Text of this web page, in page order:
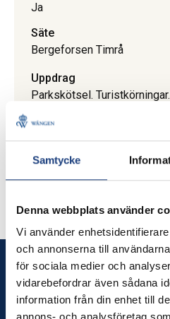
Samtycke
Denna webbplats använder
Vi använder
och annonserna till
för sociala medier och
vidarebefordrar även sådana
information från din enhet till
Ja
Säte
Bergeforsen Timrå
Uppdrag
Parkskötsel.
Event. Utbildning av hästar.
Jag åtar mig uppdrag inom
mindre lunningsuppdrag av
Uppdrag
Wången
Wången utbildar dig som älskar